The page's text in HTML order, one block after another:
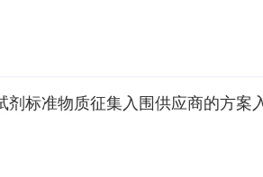
年限项目基本概况介绍备注1温州市龙湾中
标准物质征集入围供应商的方案